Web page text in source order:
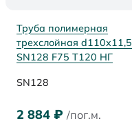
Труба полимерная
трехслойная d110х11,5
SN128 F75 Т120 НГ
SN128
2 884 ₽ /пог.м.